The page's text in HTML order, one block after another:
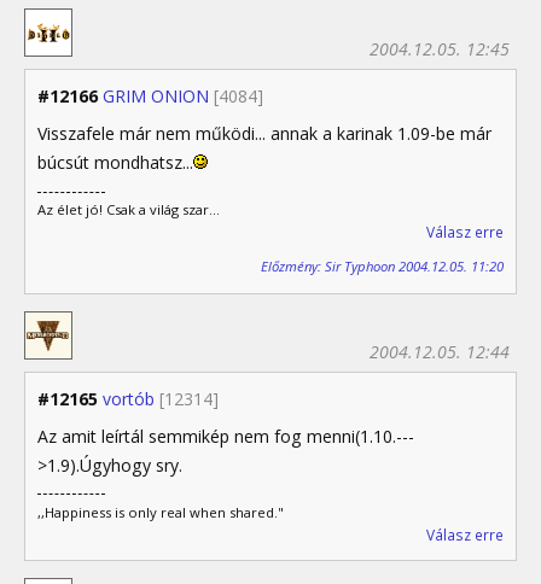
#12166 GRIM ONION [4084]
2004.12.05. 12:45
Visszafele már nem működi... annak a karinak 1.09-be már
búcsút mondhatsz...
Az élet jó! Csak a világ szar...
Válasz erre
Előzmény: Sir Typhoon 2004.12.05. 11:20
#12165 vortób [12314]
2004.12.05. 12:44
Az amit leírtál semmikép nem fog menni(1.10.---
>1.9).Úgyhogy sry.
,,Happiness is only real when shared."
Válasz erre